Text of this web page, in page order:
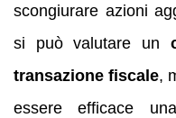
scongiurare azioni
si può valutare un
transazione fiscale,
essere efficace